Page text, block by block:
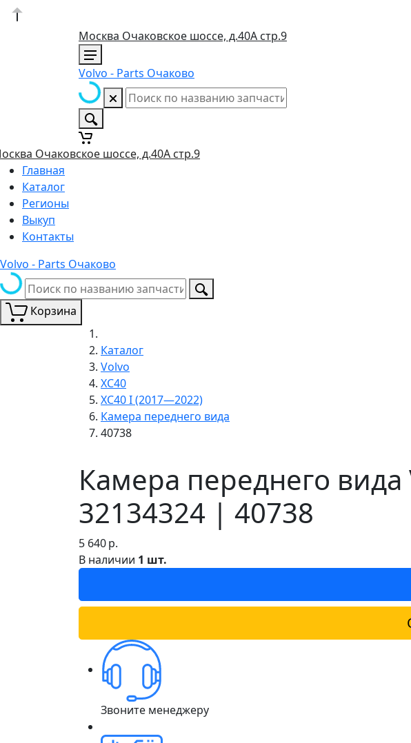
Москва Очаковское шоссе, д.40А стр.9
Volvo - Parts Очаково
Очаковское шоссе, д.40А стр.9
Главная
Каталог
Регионы
Выкуп
Контакты
Volvo - Parts Очаково
Корзина
Каталог
Volvo
XC40
XC40 I (2017—2022)
Камера переднего вида
40738
Камера переднего
32134324 | 40738
5 640р.
В наличии 1 шт.
Звоните менеджеру